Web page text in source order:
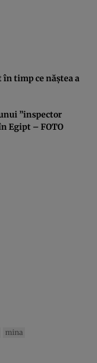
timp ce năştea a
”inspector
Egipt – FOTO
mina